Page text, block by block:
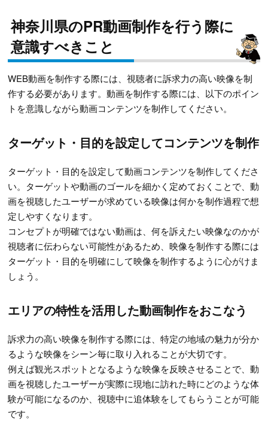
神奈川県のPR動画制作を行う際に
意識すべきこと
WEB動画を制作する際には、視聴者に訴求力の高い映像を制
作する必要があります。動画を制作する際には、以下のポイン
トを意識しながら動画コンテンツを制作してください。
ターゲット・目的を設定してコンテンツを制作
ターゲット・目的を設定して動画コンテンツを制作してくださ
い。ターゲットや動画のゴールを細かく定めておくことで、動
画を視聴したユーザーが求めている映像は何かを制作過程で想
定しやすくなります。
コンセプトが明確ではない動画は、何を訴えたい映像なのかが
視聴者に伝わらない可能性があるため、映像を制作する際には
ターゲット・目的を明確にして映像を制作するように心がけま
しょう。
エリアの特性を活用した動画制作をおこなう
訴求力の高い映像を制作する際には、特定の地域の魅力が分か
るような映像をシーン毎に取り入れることが大切です。
例えば観光スポットとなるような映像を反映させることで、動
画を視聴したユーザーが実際に現地に訪れた時にどのような体
験が可能になるのか、視聴中に追体験をしてもらうことが可能
です。